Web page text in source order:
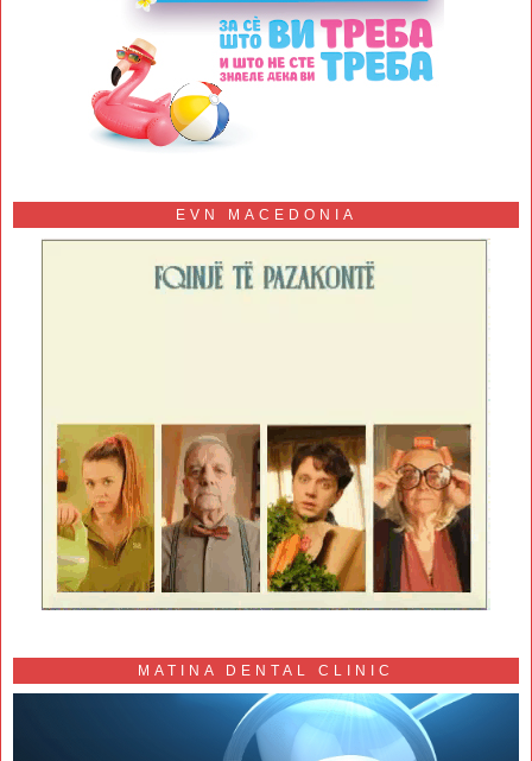
EVN MACEDONIA
MATINA DENTAL CLINIC